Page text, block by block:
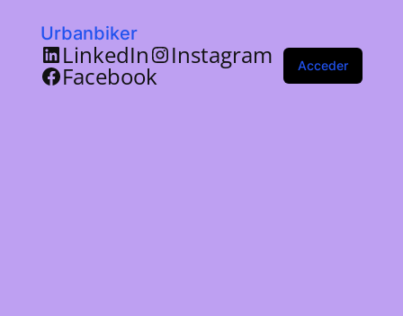
Urbanbiker
LinkedIn Instagram
Facebook Acceder